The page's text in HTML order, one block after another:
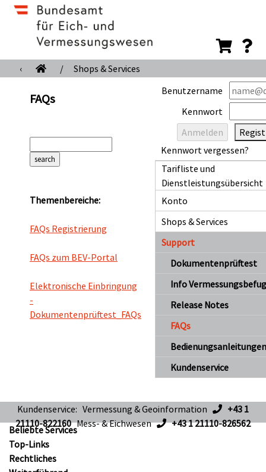
‹ / Shops & Services
FAQs
Themenbereiche:
FAQs Registrierung
FAQs zum BEV-Portal
Elektronische Einbringung
-
Dokumentenprüftest_FAQs
Benutzername
Kennwort
Kennwort vergessen?
Tarifliste und
Dienstleistungsübersicht
Konto
Shops & Services
Support
Dokumentenprüftest
Info
Release Notes
FAQs
Bedienungsanleitungen
Kundenservice
Kundenservice: Vermessung & Geoinformation
+43 1
21110-822160Mess- & Eichwesen +43 1 21110-826562
Beliebte Services
Top-Links
Rechtliches